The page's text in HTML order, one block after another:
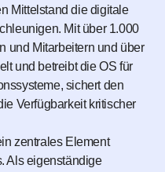
Mittelstand die digitale
Mit über 1.000
und Mitarbeitern und über
und betreibt die OS für
sichert den
Verfügbarkeit kritischer
zentrales Element
Als eigenständige